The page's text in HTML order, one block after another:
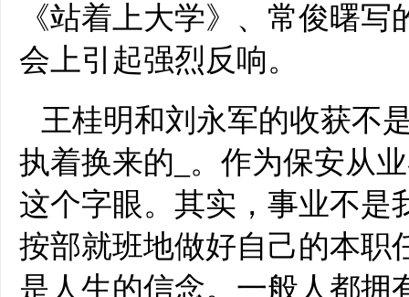
《站着上大学》、常俊曙
会上引起强烈反响。
王桂明和刘永军的收获不
执着换来的_。作为保安从
这个字眼。其实，事业不是
按部就班地做好自己的本职
是人生的信念。一般人都拥